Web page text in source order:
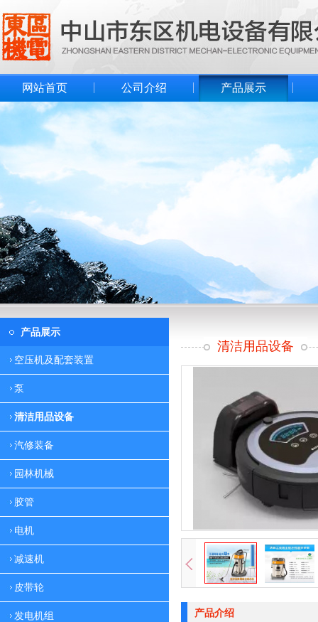
网站首页 公司介绍 产品展示
产品展示
空压机及配套装置
泵
清洁用品设备
汽修装备
园林机械
胶管
电机
减速机
皮带轮
发电机组
清洁用品设备
产品介绍